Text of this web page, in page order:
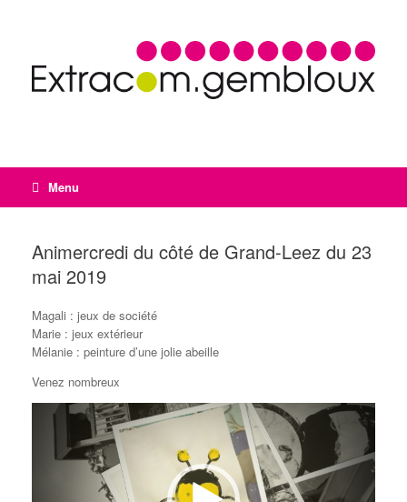
Menu
Animercredi du côté de Grand-Leez du 23
mai 2019
Magali : jeux de société
Marie : jeux extérieur
Mélanie : peinture d’une jolie abeille
Venez nombreux
Lecteur
vidéo